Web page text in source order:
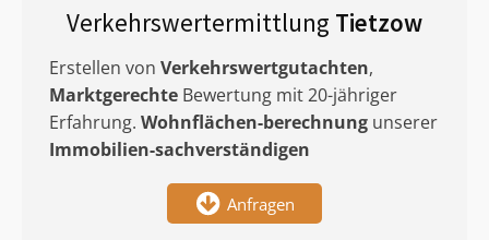
Verkehrswertermittlung Tietzow
Erstellen von Verkehrswertgutachten,
Marktgerechte Bewertung mit 20-jähriger
Erfahrung. Wohnflächen-berechnung unserer
Immobilien-sachverständigen
Anfragen